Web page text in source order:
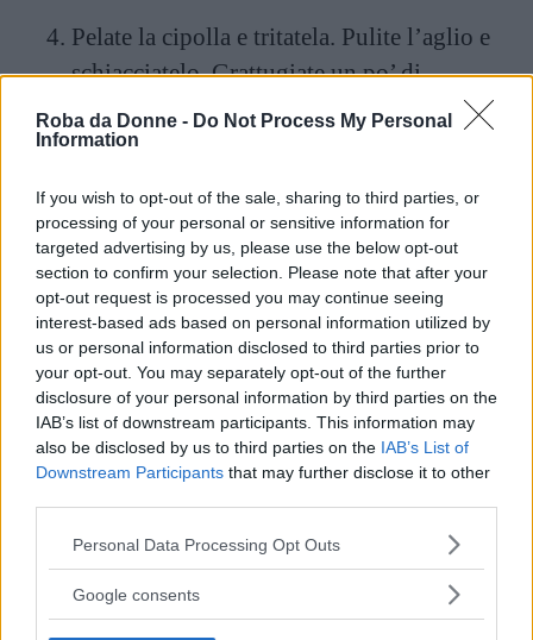
Roba da Donne - Do Not Process My Personal
Information
If you wish to opt-out of the sale, sharing to third parties, or
processing of your personal or sensitive information for
targeted advertising by us, please use the below opt-out
section to confirm your selection. Please note that after your
opt-out request is processed you may continue seeing
interest-based ads based on personal information utilized by
us or personal information disclosed to third parties prior to
your opt-out. You may separately opt-out of the further
disclosure of your personal information by third parties on the
IAB’s list of downstream participants. This information may
also be disclosed by us to third parties on the IAB’s List of
Downstream Participants that may further disclose it to other
Please note that this website/app uses one or more Google
not limited to your visit or usage behaviour. You may click to
Personal Data Processing Opt Outs
Google consents
Pelate la cipolla e tritatela. Pulite l’aglio e
schiacciatelo. Grattugiate un po’ di
zenzero.
rosolare la cipolla, l’aglio e lo zenzero.
Aggiungete i fagiolini, aggiustando di sale.
Aggiungete un cucchiaio di zucchero, un
paio di cucchiai di salsa di soia e i semi di
sesamo, mescolando il tutto. Servite caldi.